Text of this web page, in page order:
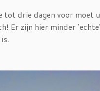
tot drie dagen voor moet
Er zijn hier minder